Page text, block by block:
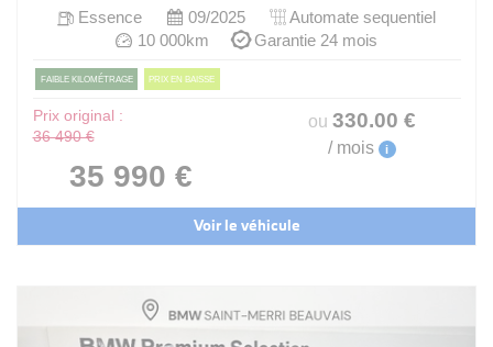
Essence 09/2025
Automate sequentiel
10 000km
Garantie 24 mois
FAIBLE KILOMÉTRAGE PRIX EN BAISSE
Prix original :
36 490 €
35 990 €
ou 330.00 €
/ mois i
Voir le véhicule